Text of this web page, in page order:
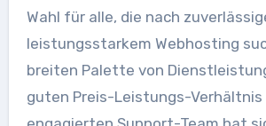
Wahl für alle, die nach
leistungsstarkem Webhosting
breiten Palette von
guten Preis-Leistungs-Verhältnis